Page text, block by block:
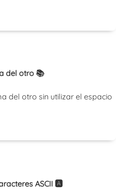
del otro 📚
del otro sin utilizar el espacio
ASCII 🅰️